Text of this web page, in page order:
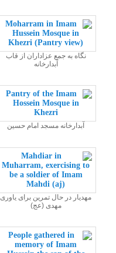
نگاه به جمع عزاداران از قاب
آبدارخانه
آبدارخانه مسجد امام حسین
مهدیار در حال تمرین برای یاوری
مهدی (عج)